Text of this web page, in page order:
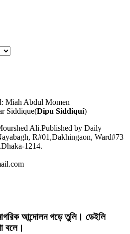
Miah Abdul Momen
Siddique(Dipu Siddiqui)
Ali.Published by Daily
R#01,Dakhingaon, Ward#73
1214.
আন্দোলন গড়ে তুলি। ডেইলি
বলে।